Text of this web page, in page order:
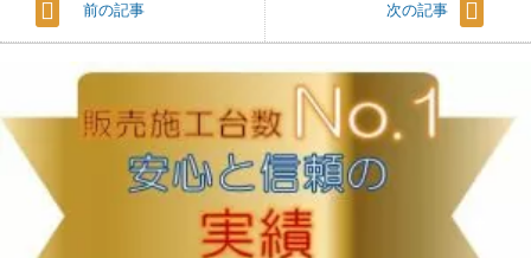
前の記事 次の記事